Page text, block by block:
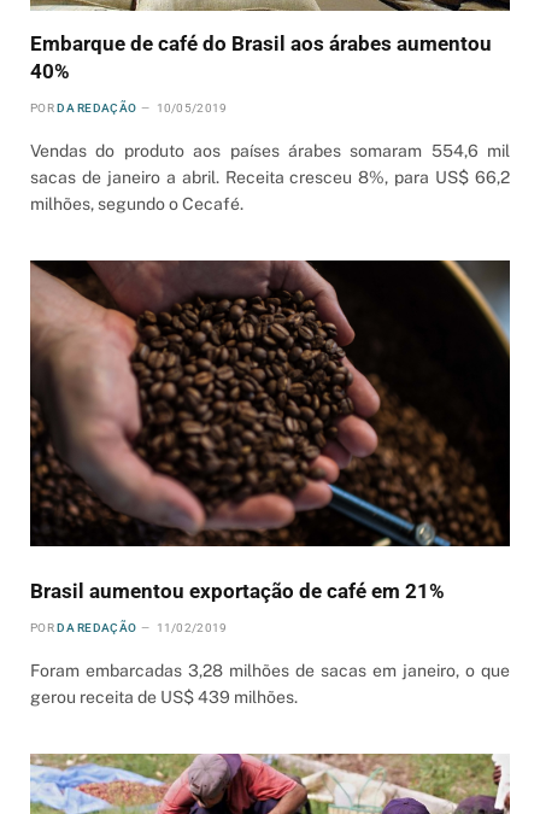
Embarque de café do Brasil aos árabes aumentou
40%
POR DA REDAÇÃO 10/05/2019
Vendas do produto aos países árabes somaram 554,6 mil
sacas de janeiro a abril. Receita cresceu 8%, para US$ 66,2
milhões, segundo o Cecafé.
Brasil aumentou exportação de café em 21%
POR DA REDAÇÃO 11/02/2019
Foram embarcadas 3,28 milhões de sacas em janeiro, o que
gerou receita de US$ 439 milhões.